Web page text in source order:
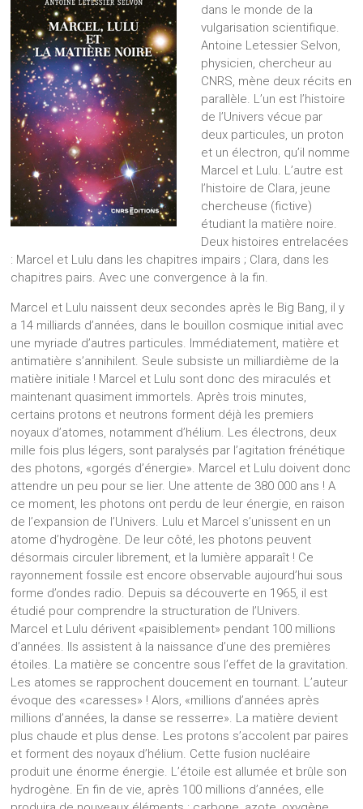
dans le monde de la
vulgarisation scientifique.
Antoine Letessier Selvon,
physicien, chercheur au
CNRS, mène deux récits en
parallèle. L’un est l’histoire
de l’Univers vécue par
deux particules, un proton
et un électron, qu’il nomme
Marcel et Lulu. L’autre est
l’histoire de Clara, jeune
chercheuse (fictive)
étudiant la matière noire.
Deux histoires entrelacées
: Marcel et Lulu dans les chapitres impairs ; Clara, dans les
chapitres pairs. Avec une convergence à la fin.
Marcel et Lulu naissent deux secondes après le Big Bang, il y
a 14 milliards d’années, dans le bouillon cosmique initial avec
une myriade d’autres particules. Immédiatement, matière et
antimatière s’annihilent. Seule subsiste un milliardième de la
matière initiale ! Marcel et Lulu sont donc des miraculés et
maintenant quasiment immortels. Après trois minutes,
certains protons et neutrons forment déjà les premiers
noyaux d’atomes, notamment d’hélium. Les électrons, deux
mille fois plus légers, sont paralysés par l’agitation frénétique
des photons, «gorgés d’énergie». Marcel et Lulu doivent donc
attendre un peu pour se lier. Une attente de 380 000 ans ! A
ce moment, les photons ont perdu de leur énergie, en raison
de l’expansion de l’Univers. Lulu et Marcel s’unissent en un
atome d’hydrogène. De leur côté, les photons peuvent
désormais circuler librement, et la lumière apparaît ! Ce
rayonnement fossile est encore observable aujourd’hui sous
forme d’ondes radio. Depuis sa découverte en 1965, il est
étudié pour comprendre la structuration de l’Univers.
Marcel et Lulu dérivent «paisiblement» pendant 100 millions
d’années. Ils assistent à la naissance d’une des premières
étoiles. La matière se concentre sous l’effet de la gravitation.
Les atomes se rapprochent doucement en tournant. L’auteur
évoque des «caresses» ! Alors, «millions d’années après
millions d’années, la danse se resserre». La matière devient
plus chaude et plus dense. Les protons s’accolent par paires
et forment des noyaux d’hélium. Cette fusion nucléaire
produit une énorme énergie. L’étoile est allumée et brûle son
hydrogène. En fin de vie, après 100 millions d’années, elle